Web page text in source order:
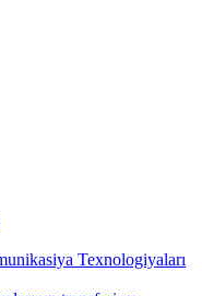
Texnologiyaları